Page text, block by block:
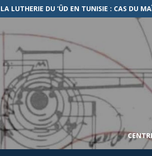
CHANTS ET TRADITIONS MUSICALES CHEZ